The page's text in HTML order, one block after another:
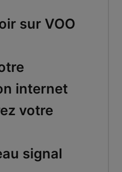
sur VOO
internet
votre
signal